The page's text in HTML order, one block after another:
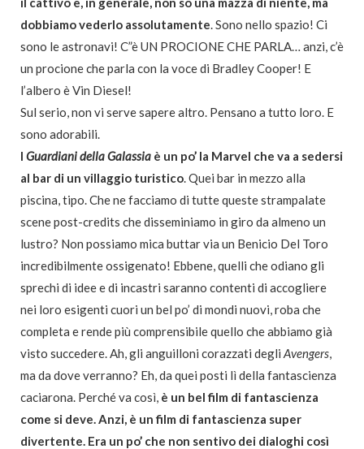
dobbiamo vederlo assolutamente. Sono nello spazio! Ci
sono le astronavi! C”è UN PROCIONE CHE PARLA… anzi, c’è
un procione che parla con la voce di Bradley Cooper! E
l’albero è Vin Diesel!
Sul serio, non vi serve sapere altro. Pensano a tutto loro. E
sono adorabili.
I Guardiani della Galassia è un po’ la Marvel che va a sedersi
al bar di un villaggio turistico. Quei bar in mezzo alla
piscina, tipo. Che ne facciamo di tutte queste strampalate
scene post-credits che disseminiamo in giro da almeno un
lustro? Non possiamo mica buttar via un Benicio Del Toro
incredibilmente ossigenato! Ebbene, quelli che odiano gli
sprechi di idee e di incastri saranno contenti di accogliere
nei loro esigenti cuori un bel po’ di mondi nuovi, roba che
completa e rende più comprensibile quello che abbiamo già
visto succedere. Ah, gli anguilloni corazzati degli Avengers,
ma da dove verranno? Eh, da quei posti lì della fantascienza
caciarona. Perché va così, è un bel film di fantascienza
come si deve. Anzi, è un film di fantascienza super
divertente. Era un po’ che non sentivo dei dialoghi così